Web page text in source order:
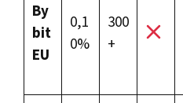
By
bit
EU
0,1
0%
300
+